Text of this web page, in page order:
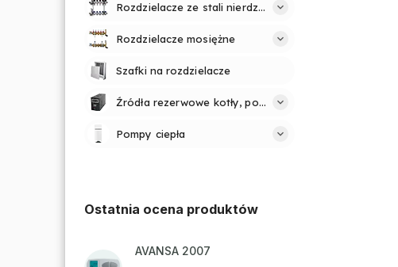
Rozdzielacze ze stali nierdzewnej
Rozdzielacze mosiężne
Szafki na rozdzielacze
Źródła rezerwowe kotły, pompy
Pompy ciepła
Ostatnia ocena produktów
AVANSA 2007